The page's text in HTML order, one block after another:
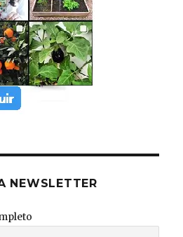
NEWSLETTER